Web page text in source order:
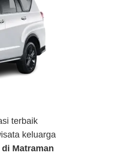
terbaik
keluarga
Matraman